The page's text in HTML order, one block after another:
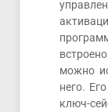
можно
него.
ключ-